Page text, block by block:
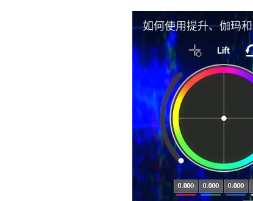
如何使用提升、伽玛